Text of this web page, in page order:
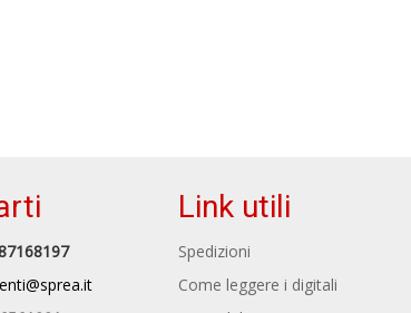
Link utili
Spedizioni
Come leggere i digitali